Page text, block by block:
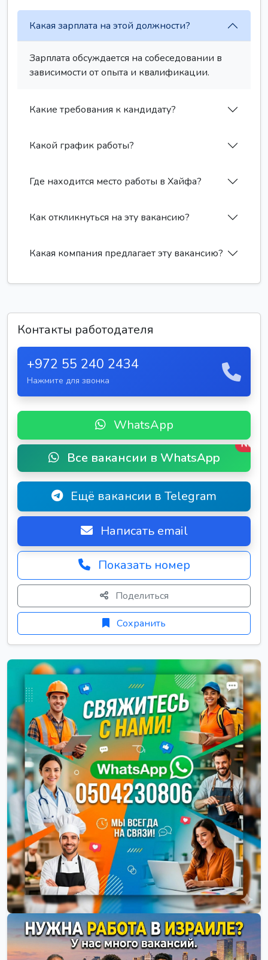
Какая зарплата на этой должности?
Зарплата обсуждается на собеседовании в
зависимости от опыта и квалификации.
Какие требования к кандидату?
Какой график работы?
Где находится место работы в Хайфа?
Как откликнуться на эту вакансию?
Какая компания предлагает эту вакансию?
Контакты работодателя
+972 55 240 2434
Нажмите для звонка
WhatsApp
Все вакансии в WhatsApp
New
Ещё вакансии в Telegram
Написать email
Показать номер
Поделиться
Сохранить